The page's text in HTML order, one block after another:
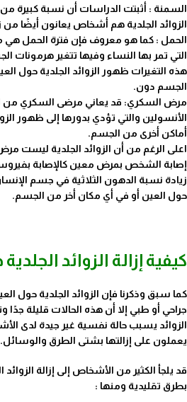
السمنة : أثبتت الدراسات أن نسبة كبيرة
الزوائد الجلدية هم أشخاص يعانون أيضًا من
الحمل : كما هو معروف فإن فترة الحمل هي
التي تمر بها النساء وفيها تتغير هرمونات
هذه التغيرات ظهور الزوائد الجلدية حول
الجسم دون.
مرض السكري: قد يعاني مرضى السكري من
الأنسولين والتي تؤدي بدورها إلى ظهور
أماكن أخرى من الجسم.
اعلى الرغم من أن الزوائد الجلدية ليست
إصابة الشخص بمرض معين كالإصابة
زيادة نسبة الدهون الثلاثية في جسم
حول العين أو في أي مكان أخر من الجسم.
كيفية إزالة الزوائد
كما سبق وذكرنا فإن الزوائد الجلدية حول
جراحي أو طبي إلا أن هذه الحالات قليلة جدًا
الزوائد يسبب حالة نفسية غير جيدة لدى
يعملون على إزالتها بشتى الطرق والوسائل.
قد يلجأ الكثير من الأشخاص إلى إزالة
بطرق تقليدية ومنها :